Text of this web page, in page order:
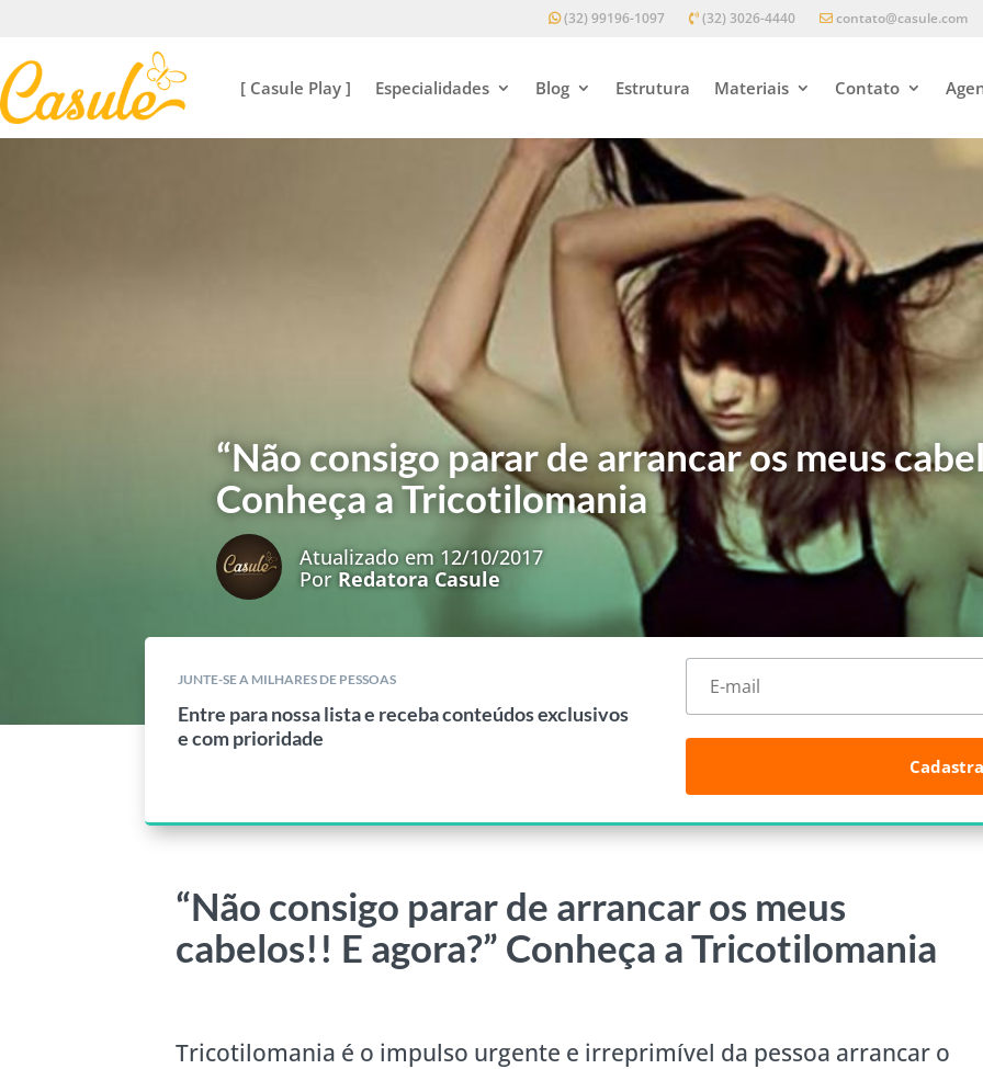
(32) 99196-1097 (32) 3026-4440 contato@casule.com
[ Casule Play ] Especialidades Blog Estrutura Materiais Contato
“Não consigo parar de arrancar os meus
Conheça a Tricotilomania
Atualizado em 12/10/2017
Por Redatora Casule
JUNTE-SE A MILHARES DE PESSOAS
Entre para nossa lista e receba conteúdos exclusivos
e com prioridade
“Não consigo parar de arrancar os meus
cabelos!! E agora?” Conheça a Tricotilomania
Tricotilomania é o impulso urgente e irreprimível da pessoa arrancar o